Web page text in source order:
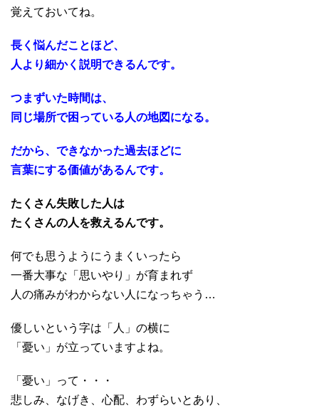
覚えておいてね。
長く悩んだことほど、
人より細かく説明できるんです。
つまずいた時間は、
同じ場所で困っている人の地図になる。
だから、できなかった過去ほどに
言葉にする価値があるんです。
たくさん失敗した人は
たくさんの人を救えるんです。
何でも思うようにうまくいったら
一番大事な「思いやり」が育まれず
人の痛みがわからない人になっちゃう…
優しいという字は「人」の横に
「憂い」が立っていますよね。
「憂い」って・・・
悲しみ、なげき、心配、わずらいとあり、